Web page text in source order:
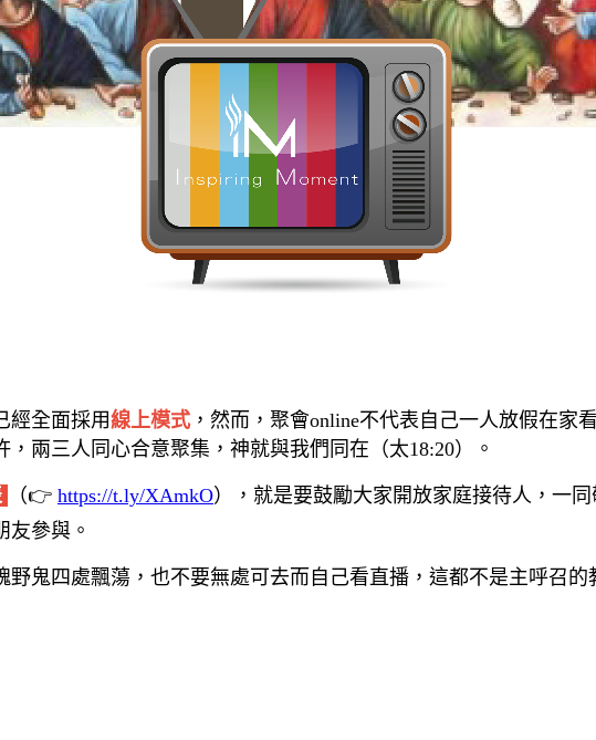
經全面採用線上模式 ，然而，聚會online不代表自己一人放假在
兩三人同心合意聚集，神就與我們同在（太18:20）。
（👉 https://t.ly/XAmkO），就是要鼓勵大家開放家庭接待人，一
友參與。
鬼四處飄蕩，也不要無處可去而自己看直播，這都不是主呼召的